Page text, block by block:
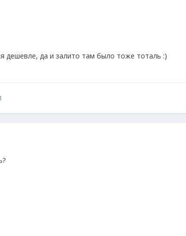
дешевле, да и залито там было тоже тоталь :)